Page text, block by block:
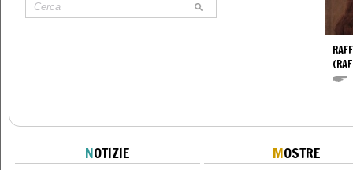
NOTIZIE MOSTRE